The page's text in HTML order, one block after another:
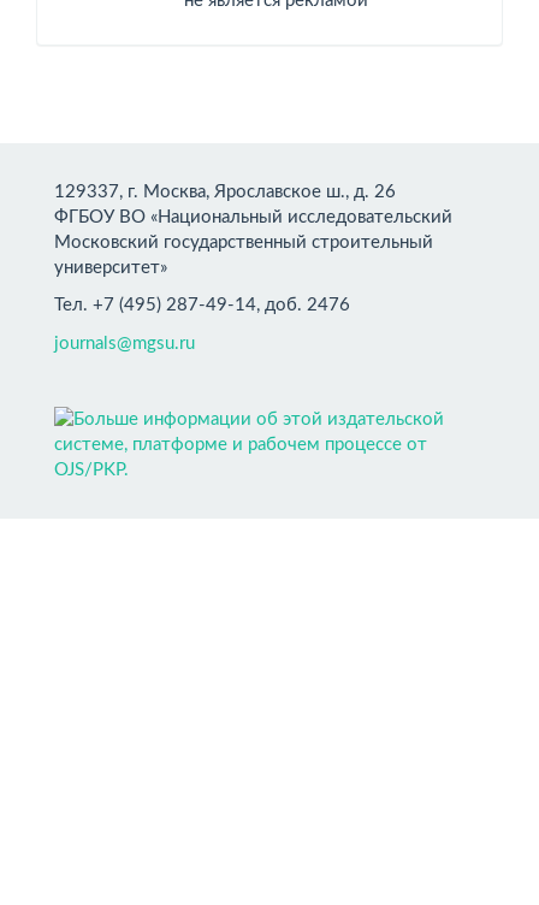
129337, г. Москва, Ярославское ш., д. 26
ФГБОУ ВО «Национальный исследовательский
Московский государственный строительный
университет»
Тел. +7 (495) 287-49-14, доб. 2476
journals@mgsu.ru